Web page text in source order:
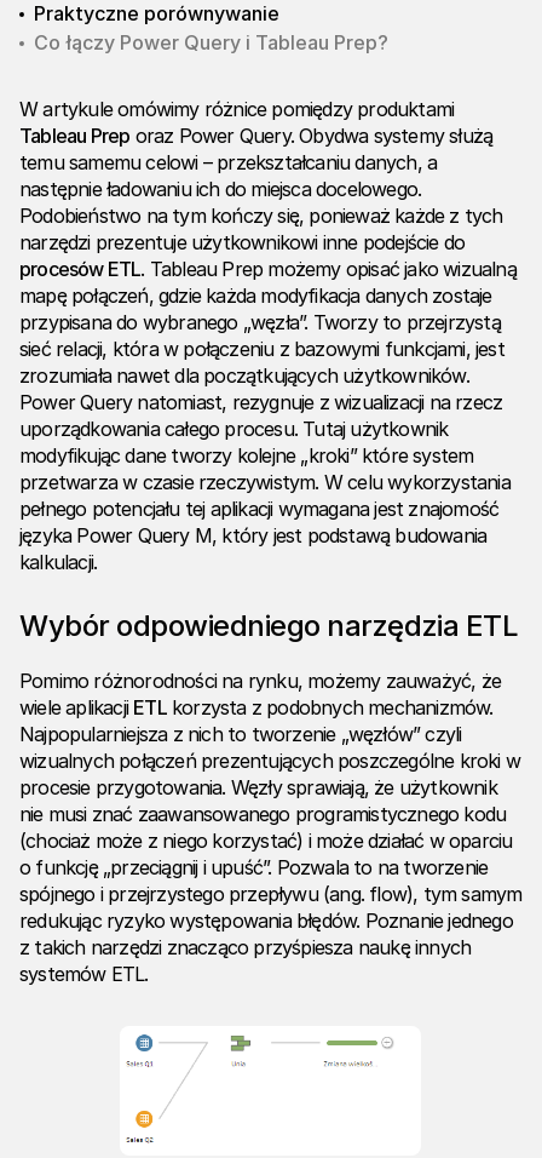
Praktyczne porównywanie
Co łączy Power Query i Tableau Prep?
W artykule omówimy różnice pomiędzy produktami
Tableau Prep oraz Power Query. Obydwa systemy służą
temu samemu celowi – przekształcaniu danych, a
następnie ładowaniu ich do miejsca docelowego.
Podobieństwo na tym kończy się, ponieważ każde z tych
narzędzi prezentuje użytkownikowi inne podejście do
procesów ETL. Tableau Prep możemy opisać jako wizualną
mapę połączeń, gdzie każda modyfikacja danych zostaje
przypisana do wybranego „węzła”. Tworzy to przejrzystą
sieć relacji, która w połączeniu z bazowymi funkcjami, jest
zrozumiała nawet dla początkujących użytkowników.
Power Query natomiast, rezygnuje z wizualizacji na rzecz
uporządkowania całego procesu. Tutaj użytkownik
modyfikując dane tworzy kolejne „kroki” które system
przetwarza w czasie rzeczywistym. W celu wykorzystania
pełnego potencjału tej aplikacji wymagana jest znajomość
języka Power Query M, który jest podstawą budowania
kalkulacji.
Wybór odpowiedniego narzędzia ETL
Pomimo różnorodności na rynku, możemy zauważyć, że
wiele aplikacji ETLkorzysta z podobnych mechanizmów.
Najpopularniejsza z nich to tworzenie „węzłów” czyli
wizualnych połączeń prezentujących poszczególne kroki w
procesie przygotowania. Węzły sprawiają, że użytkownik
nie musi znać zaawansowanego programistycznego kodu
(chociaż może z niego korzystać) i może działać w oparciu
o funkcję „przeciągnij i upuść”. Pozwala to na tworzenie
spójnego i przejrzystego przepływu (ang. flow), tym samym
redukując ryzyko występowania błędów. Poznanie jednego
z takich narzędzi znacząco przyśpiesza naukę innych
systemów ETL.